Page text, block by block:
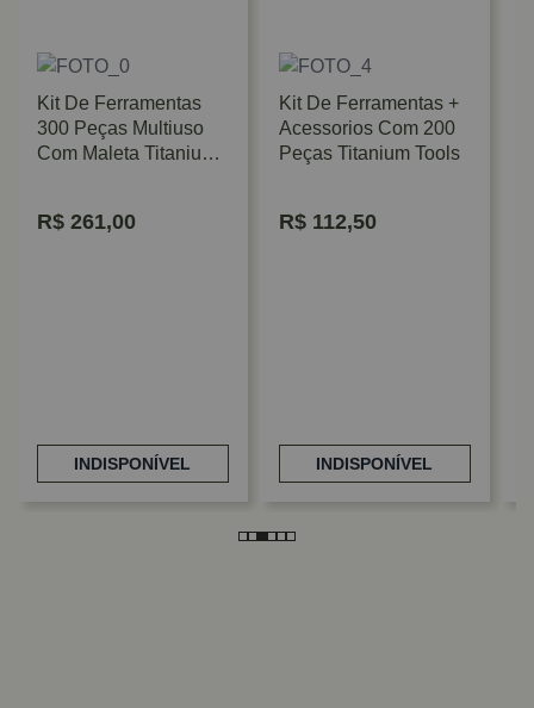
Kit De Ferramentas
300 Peças Multiuso
Com Maleta Titanium
R$ 261,00
INDISPONÍVEL
Kit De Ferramentas +
Acessorios Com 200
Peças Titanium Tools
R$ 112,50
INDISPONÍVEL